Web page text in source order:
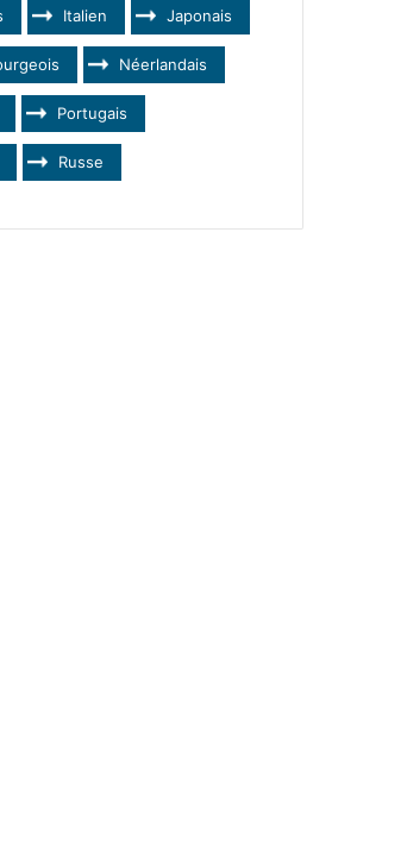
Italien Japonais
Néerlandais
Portugais
Russe